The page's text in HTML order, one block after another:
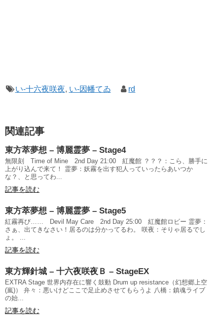
い-十六夜咲夜, い-因幡てゐ rd
関連記事
東方萃夢想 – 博麗霊夢 – Stage4
無限刻 Time of Mine 2nd Day 21:00 紅魔館 ？？？：こら、勝手に
上がり込んで来て！ 霊夢：妖霧を出す犯人っていったらあいつか
な？、と思ってわ...
記事を読む
東方萃夢想 – 博麗霊夢 – Stage5
紅霧再び…… Devil May Care 2nd Day 25:00 紅魔館ロビー 霊夢：
さぁ、出てきなさい！居るのは分かってるわ。 咲夜：そりゃ居るでし
ょ。 ...
記事を読む
東方輝針城 – 十六夜咲夜Ｂ – StageEX
EXTRA Stage 世界内存在に響く鼓動 Drum up resistance（幻想郷上空
(嵐)） 弁々：悪いけどここで足止めさせてもらうよ 八橋：鎮魂ライブ
の始...
記事を読む